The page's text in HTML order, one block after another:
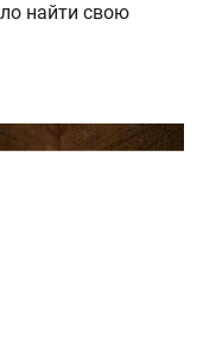
найти свою